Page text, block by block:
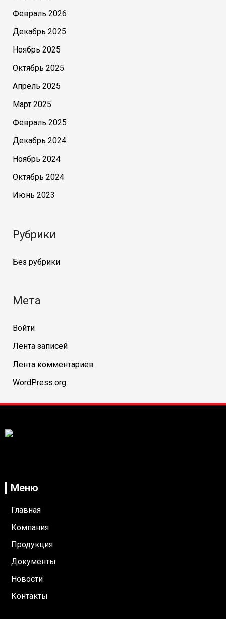
Февраль 2026
Декабрь 2025
Ноябрь 2025
Октябрь 2025
Апрель 2025
Март 2025
Февраль 2025
Декабрь 2024
Ноябрь 2024
Октябрь 2024
Июнь 2023
Рубрики
Без рубрики
Мета
Войти
Лента записей
Лента комментариев
WordPress.org
Меню
Главная
Компания
Продукция
Документы
Новости
Контакты